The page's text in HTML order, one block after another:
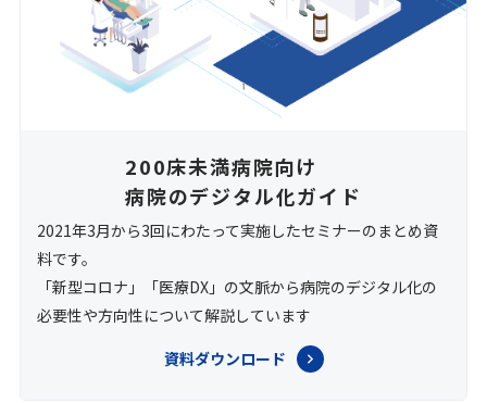
200床未満病院向け
病院のデジタル化ガイド
2021年3月から3回にわたって実施したセミナーのまとめ資
料です。
「新型コロナ」「医療DX」の文脈から病院のデジタル化の
必要性や方向性について解説しています
資料ダウンロード